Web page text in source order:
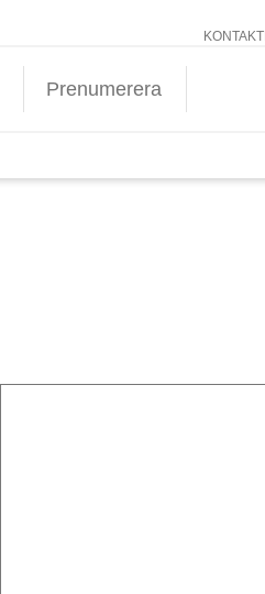
KONTAKT
Prenumerera